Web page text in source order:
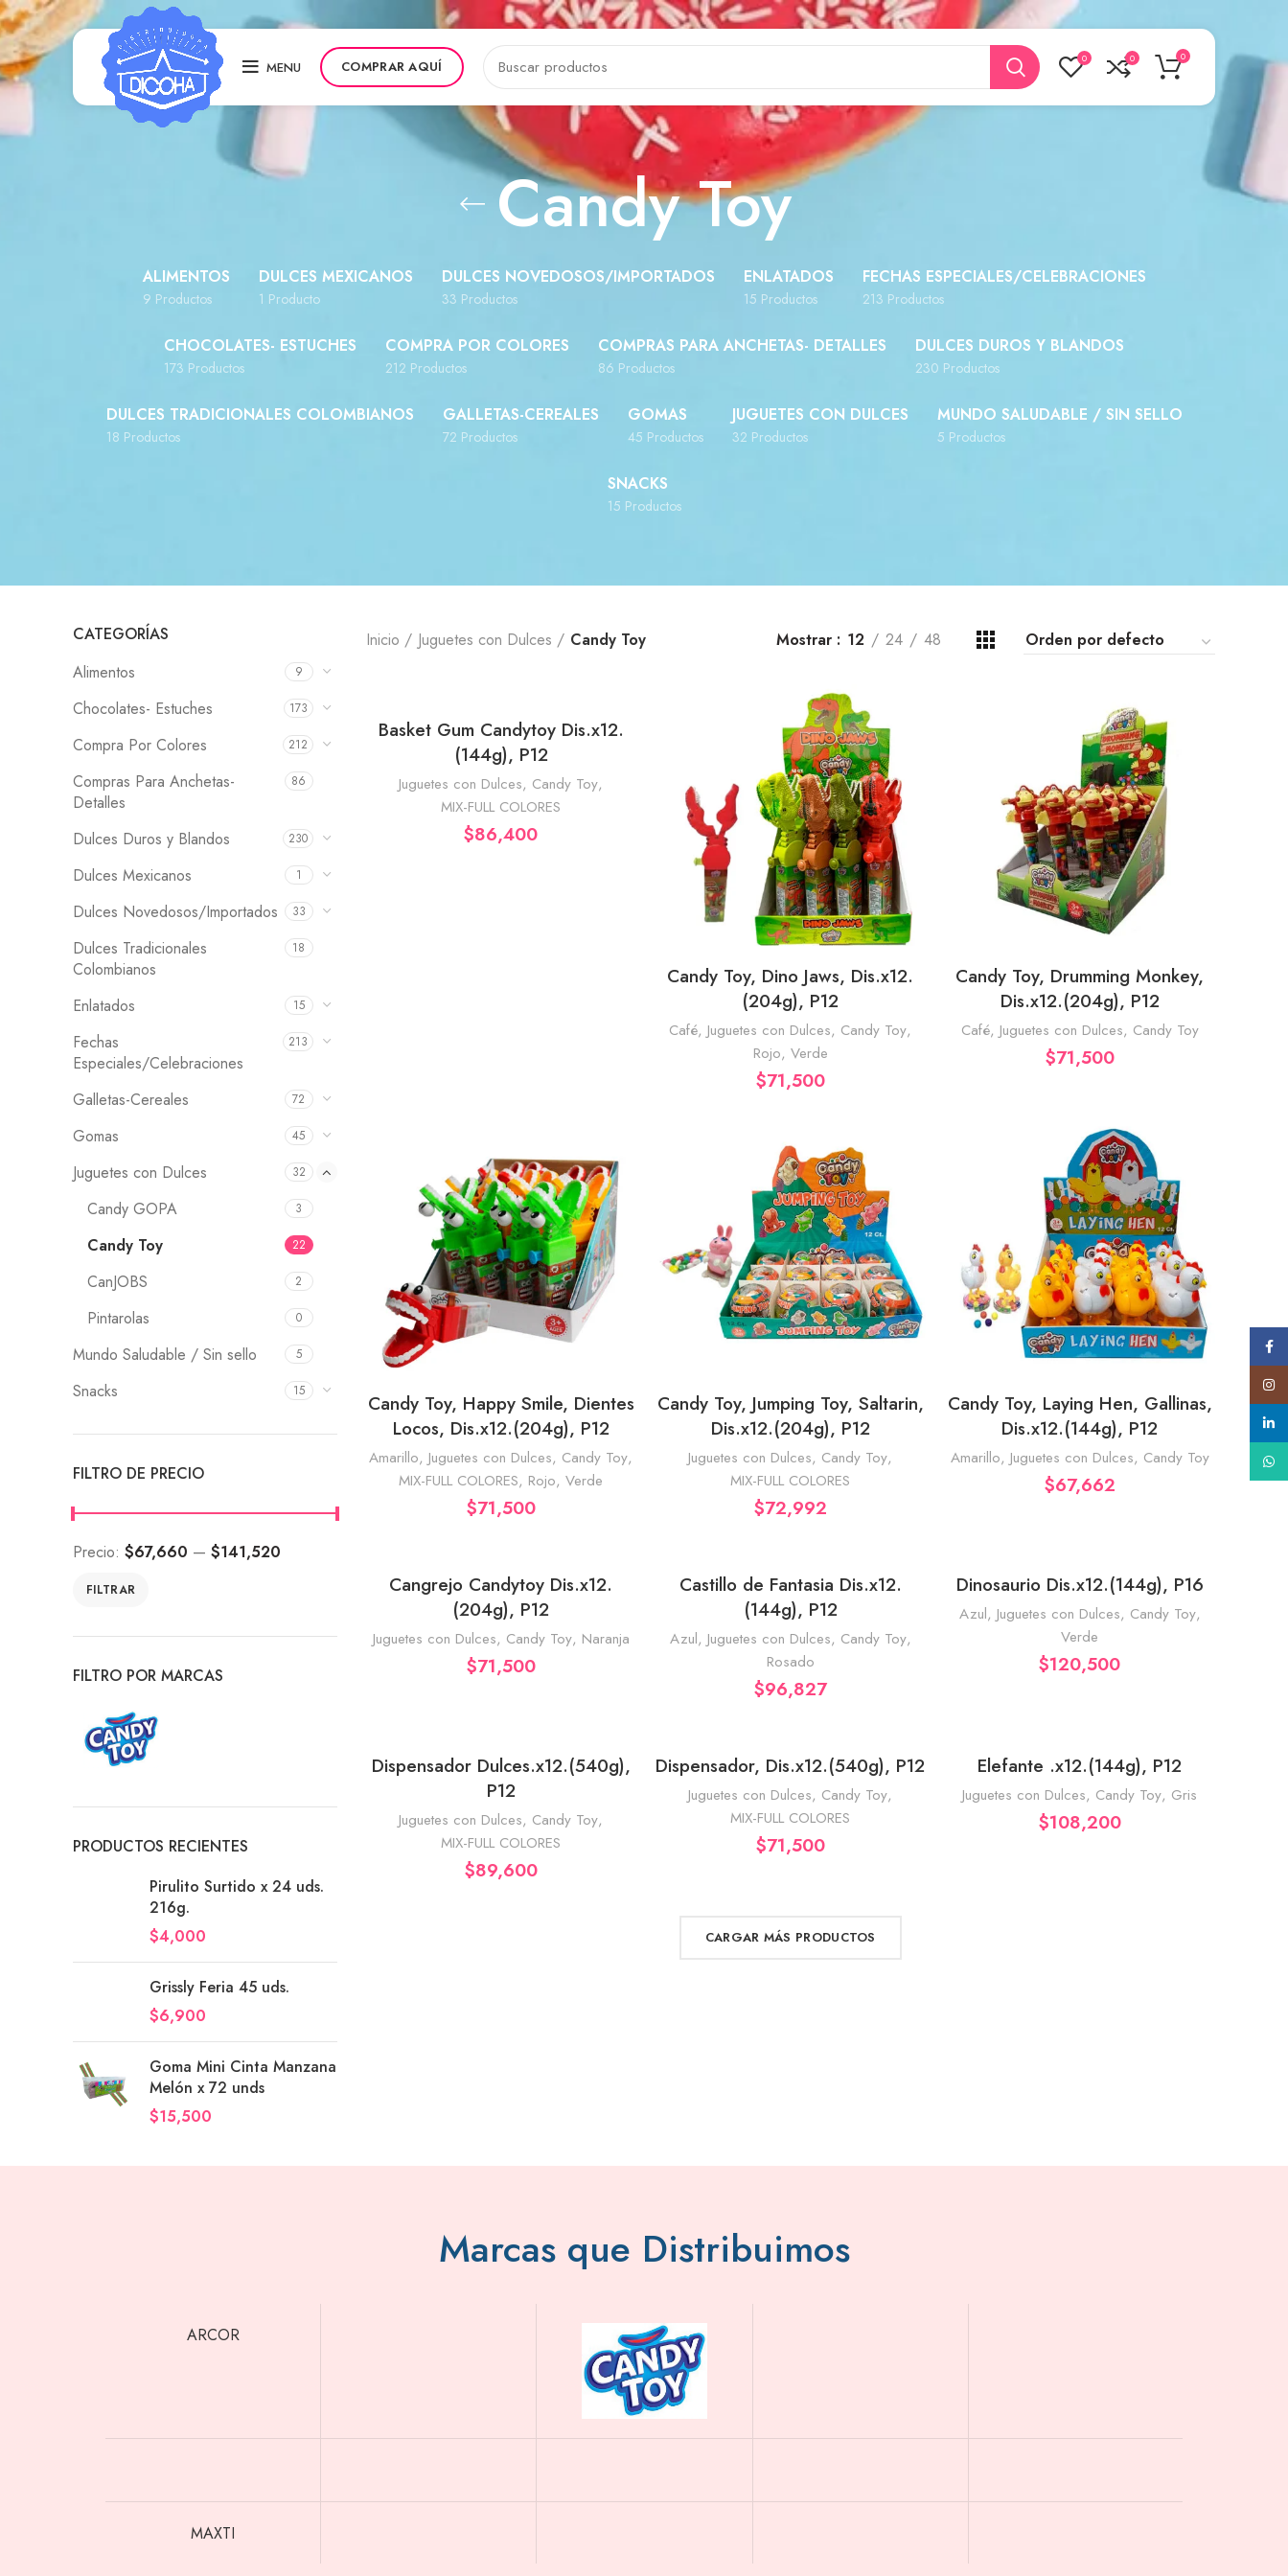
MENU COMPRAR AQUÍ 0 0 0
Candy Toy
ALIMENTOS
9 Productos
DULCES MEXICANOS
1 Producto
DULCES NOVEDOSOS/IMPORTADOS
33 Productos
ENLATADOS
15 Productos
FECHAS ESPECIALES/CELEBRACIONES
213 Productos
CHOCOLATES- ESTUCHES
173 Productos
COMPRA POR COLORES
212 Productos
COMPRAS PARA ANCHETAS- DETALLES
86 Productos
DULCES DUROS Y BLANDOS
230 Productos
DULCES TRADICIONALES COLOMBIANOS
18 Productos
GALLETAS-CEREALES
72 Productos
GOMAS
45 Productos
JUGUETES CON DULCES
32 Productos
MUNDO SALUDABLE / SIN SELLO
5 Productos
SNACKS
15 Productos
CATEGORÍAS
Alimentos
9
Chocolates- Estuches 173
Compra Por Colores 212
Compras Para Anchetas-
Detalles
86
Dulces Duros y Blandos 230
Dulces Mexicanos 1
Dulces Novedosos/Importados 33
Dulces Tradicionales
Colombianos
18
Enlatados 15
Fechas
Especiales/Celebraciones
213
Galletas-Cereales 72
Gomas 45
Juguetes con Dulces 32
Candy GOPA 3
Candy Toy 22
CanJOBS 2
Pintarolas 0
Mundo Saludable / Sin sello 5
Snacks 15
FILTRO DE PRECIO
FILTRAR
Precio: $67,660 — $141,520
FILTRO POR MARCAS
PRODUCTOS RECIENTES
Pirulito Surtido x 24 uds.
216g.
$4,000
Grissly Feria 45 uds.
$6,900
Goma Mini Cinta Manzana
Melón x 72 unds
$15,500
Inicio Juguetes con Dulces Candy Toy Mostrar 12 24 48
AÑADIR AL CARRITO
Basket Gum Candytoy Dis.x12.
(144g), P12
Juguetes con Dulces, Candy Toy,
MIX-FULL COLORES
$86,400
AÑADIR AL CARRITO
Candy Toy, Dino Jaws, Dis.x12.
(204g), P12
Café, Juguetes con Dulces, Candy Toy,
Rojo, Verde
$71,500
AÑADIR AL CARRITO
Candy Toy, Drumming Monkey,
Dis.x12.(204g), P12
Café, Juguetes con Dulces, Candy Toy
$71,500
AÑADIR AL CARRITO
Candy Toy, Happy Smile, Dientes
Locos, Dis.x12.(204g), P12
Amarillo, Juguetes con Dulces, Candy Toy,
MIX-FULL COLORES, Rojo,Verde
$71,500
AÑADIR AL CARRITO
Candy Toy, Jumping Toy, Saltarin,
Dis.x12.(204g), P12
Juguetes con Dulces, Candy Toy,
MIX-FULL COLORES
$72,992
AÑADIR AL CARRITO
Candy Toy, Laying Hen, Gallinas,
Dis.x12.(144g), P12
Amarillo, Juguetes con Dulces, Candy Toy
$67,662
AÑADIR AL CARRITO
Cangrejo Candytoy Dis.x12.
(204g), P12
Juguetes con Dulces, Candy Toy, Naranja
$71,500
AÑADIR AL CARRITO
Castillo de Fantasia Dis.x12.
(144g), P12
Azul, Juguetes con Dulces, Candy Toy,
Rosado
$96,827
AÑADIR AL CARRITO
Dinosaurio Dis.x12.(144g), P16
Azul, Juguetes con Dulces, Candy Toy,
Verde
$120,500
AÑADIR AL CARRITO
Dispensador Dulces.x12.(540g),
P12
Juguetes con Dulces, Candy Toy,
MIX-FULL COLORES
$89,600
AÑADIR AL CARRITO
Dispensador, Dis.x12.(540g), P12
Juguetes con Dulces, Candy Toy,
MIX-FULL COLORES
$71,500
AÑADIR AL CARRITO
Elefante .x12.(144g), P12
Juguetes con Dulces, Candy Toy, Gris
$108,200
CARGAR MÁS PRODUCTOS
Marcas que Distribuimos
ARCOR
MAXTI